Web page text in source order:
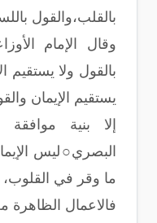
بالقلب،والقول
وقال اﻹمام
بالقول ولا يستقيم
يستقيم اﻹيمان
إلا بنية
البصري○ليس
ما وقر في
فالاعمال الظاهرة